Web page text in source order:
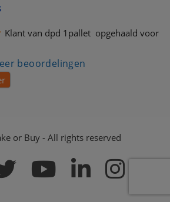
Klant van dpd 1pallet  opgehaald voor
beoordelingen
or Buy - All rights reserved